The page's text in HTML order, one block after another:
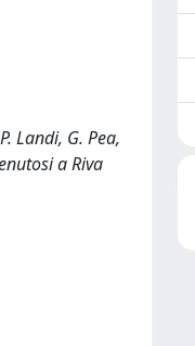
Landi, G. Pea,
a Riva